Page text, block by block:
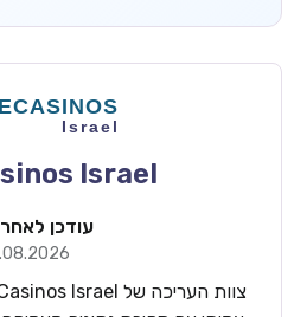
Israel
עודכן